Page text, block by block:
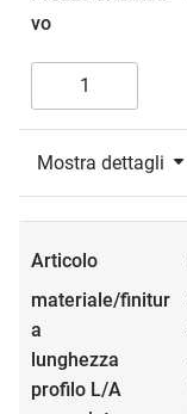
Mostra dettagli